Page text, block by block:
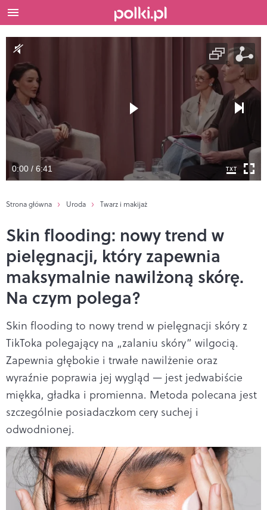
0:00 / 6:41
Strona główna Uroda Twarz i makijaż
Skin flooding: nowy trend w
pielęgnacji, który zapewnia
maksymalnie nawilżoną skórę.
Na czym polega?
Skin flooding to nowy trend w pielęgnacji skóry z
TikToka polegający na „zalaniu skóry” wilgocią.
Zapewnia głębokie i trwałe nawilżenie oraz
wyraźnie poprawia jej wygląd — jest jedwabiście
miękka, gładka i promienna. Metoda polecana jest
szczególnie posiadaczkom cery suchej i
odwodnionej.